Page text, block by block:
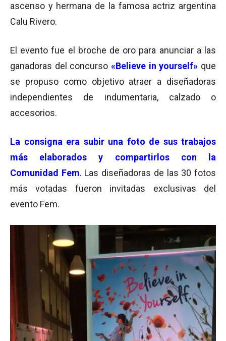
ascenso y hermana de la famosa actriz argentina
Calu Rivero.
El evento fue el broche de oro para anunciar a las
ganadoras del concurso «Believe in yourself» que
se propuso como objetivo atraer a diseñadoras
independientes de indumentaria, calzado o
accesorios.
La consigna era subir una foto de sus trabajos
más elaborados y compartirlos con la
Comunidad Fem. Las diseñadoras de las 30 fotos
más votadas fueron invitadas exclusivas del
evento Fem.